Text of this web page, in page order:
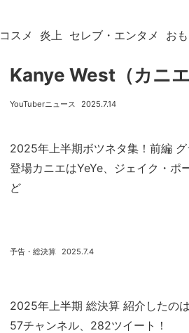
コスメ 炎上 セレブ・エンタメ お
Kanye West（カニエ
2025年上半期ボツネタ集！前編
登場カニエはYeYe、ジェイク・ポ
ど
2025.7.14
YouTuberニュース
2025年上半期 総決算 紹介したのは
57チャンネル、282ツイート！
2025.7.4
予告・総決算